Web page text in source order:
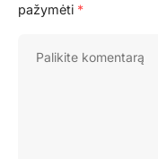
pažymėti *